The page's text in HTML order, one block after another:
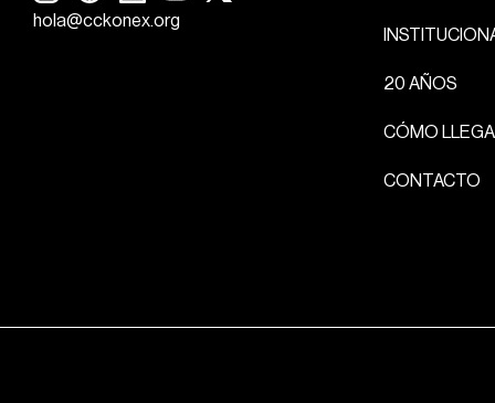
hola@cckonex.org
20 AÑOS
CÓMO
CONTACTO